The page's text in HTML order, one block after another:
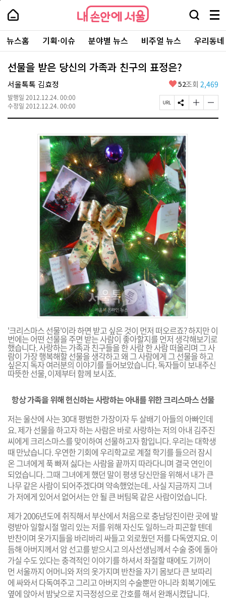
본
로
가
내
손
안
에
서
울
-
서
울
시
대
표
소
내
손
에
울
검
창
열
기
메
뉴
전
체
보
주
요
서
뉴스홈 기획·이슈 분야별 뉴스 비주얼 뉴스 우리동
선물을 받은 당신의 가족과 친구의 표정은?
서울톡톡 김효정
발행일 2012.12.24. 00:00
수정일 2012.12.24. 00:00
좋
요
52조회 2,469
페
이
U
R
L
복
사
S
N
공
유
하
기
글
자
글
자
'크리스마스 선물'이라 하면 받고 싶은 것이 먼저 떠오르죠? 하지만 이
번에는 어떤 선물을 주면 받는 사람이 좋아할지를 먼저 생각해보기로
했습니다. 사랑하는 가족과 친구들을 한 사람 한 사람 떠올리며 그 사
람이 가장 행복해할 선물을 생각하고 왜 그 사람에게 그 선물을 하고
싶은지 독자 여러분의 이야기를 들어보았습니다. 독자들이 보내주신
따뜻한 선물, 이제부터 함께 보시죠.
항상 가족을 위해 헌신하는 사랑하는 아내를 위한 크리스마스 선물
저는 울산에 사는 30대 평범한 가장이자 두 살배기 아들의 아빠인데
요. 제가 선물을 하고자 하는 사람은 바로 사랑하는 저의 아내 김주진
씨에게 크리스마스를 맞이하여 선물하고자 함입니다. 우리는 대학생
때 만났습니다. 우연한 기회에 우리학교로 계절 학기를 들으러 잠시
온 그녀에게 푹 빠져 싫다는 사람을 끝까지 따라다니며 결국 연인이
되었습니다. 그때 그녀에게 했던 말이 평생 당신만을 위해서 내가 큰
나무 같은 사람이 되어주겠다며 약속했었는데.. 사실 지금까지 그녀
가 저에게 있어서 없어서는 안 될 큰 버팀목 같은 사람이었습니다.
제가 2006년도에 취직해서 부산에서 처음으로 충남당진이란 곳에 발
령받아 일할시절 멀리 있는 저를 위해 자신도 일하느라 피곤할 텐데
반찬이며 옷가지들을 바리바리 싸들고 외로웠던 저를 다독였지요. 이
듬해 아버지께서 암 선고를 받으시고 의사선생님께서 수술 중에 돌아
가실 수도 있다는 충격적인 이야기를 하셔서 좌절할 때에도 기꺼이
먼 서울까지 어머니와 저의 옷가지며 반찬을 자기 몸보다 큰 보따리
에 싸와서 다독여주고 그리고 아버지의 수술뿐만 아니라 회복기에도
옆에 앉아서 밤낮으로 지극정성으로 간호를 해서 완쾌시켰답니다.
페
상
단
로